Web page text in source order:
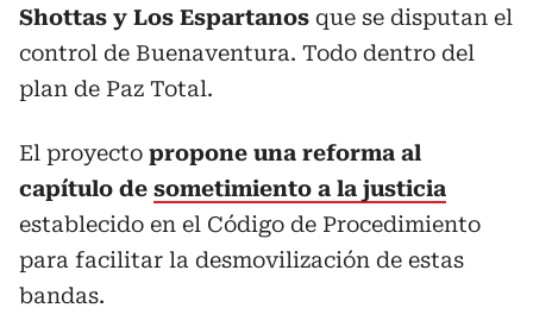
Shottas y Los Espartanos que se disputan el
control de Buenaventura. Todo dentro del
plan de Paz Total.
El proyecto propone una reforma al
capítulo de sometimiento a la justicia
establecido en el Código de Procedimiento
para facilitar la desmovilización de estas
bandas.